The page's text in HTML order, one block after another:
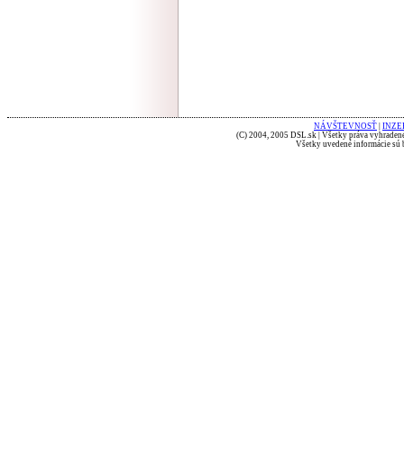
NÁVŠTEVNOSŤ
(C) 2004, 2005 DSL.sk | Všetky práva
Všetky uvedené informácie sú